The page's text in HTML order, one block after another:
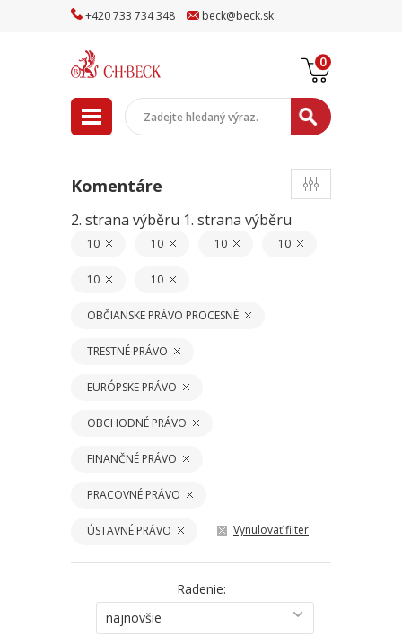
+420733 734348 beck@beck.sk
0
Komentáre
2. strana výběru 1. strana výběru
10 10 10 10
10 10
OBČIANSKE PRÁVO PROCESNÉ
TRESTNÉ PRÁVO
EURÓPSKE PRÁVO
OBCHODNÉ PRÁVO
FINANČNÉ PRÁVO
PRACOVNÉ PRÁVO
ÚSTAVNÉ PRÁVO Vynulovať filter
Radenie:
najnovšie